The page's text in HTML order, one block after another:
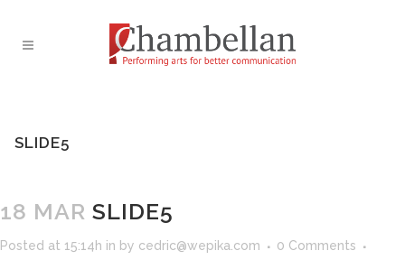
SLIDE5
18 MAR SLIDE5
Posted at 15:14h in by cedric@wepika.com
0 Comments